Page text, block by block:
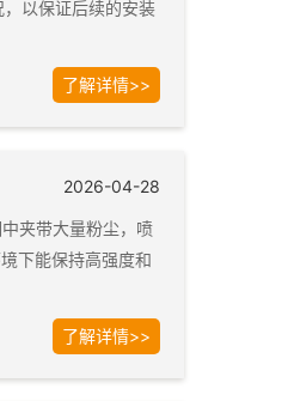
以保证后续的安装
了解详情>>
2026-04-28
夹带大量粉尘，喷
下能保持高强度和
了解详情>>